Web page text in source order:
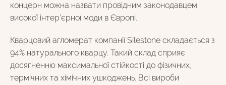
концерн можна назвати провідним законодавцем
високої інтер’єрної моди в Європі.
Кварцовий агломерат компанії Silestone складається з
94% натурального кварцу. Такий склад сприяє
досягненню максимальної стійкості до фізичних,
термічних та хімічних ушкоджень. Всі вироби